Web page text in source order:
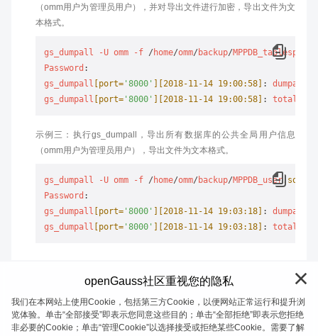
（omm用户为管理员用户），并对导出文件进行加密，导出文件为文
本格式。
gs_dumpall -U omm -f / home/omm/ backup/MPPDB_tablespace
Password
gs_dumpall [port= '8000' [2018-11-14 19:00:58] : dumpall
gs_dumpall [port= '8000' [2018-11-14 19:00:58] : total
示例三：执行gs_dumpall，导出所有数据库的公共全局用户信息
（omm用户为管理员用户），导出文件为文本格式。
gs_dumpall -U omm -f / home/omm/ backup/MPPDB_user .sql
Password
gs_dumpall [port= '8000' [2018-11-14 19:03:18] : dumpall
gs_dumpall [port= '8000' [2018-11-14 19:03:18] : total
openGauss社区重视您的隐私
我们在本网站上使用Cookie，包括第三方Cookie，以便网站正常运行和提升浏
览体验。单击“全部接受”即表示您同意这些目的；单击“全部拒绝”即表示您拒绝
非必要的Cookie；单击“管理Cookie”以选择接受或拒绝某些Cookie。需要了解